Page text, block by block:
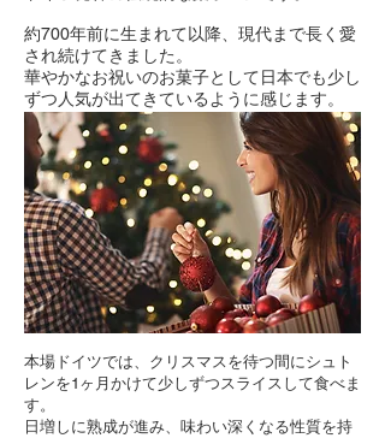
約700年前に生まれて以降、現代まで長く愛
され続けてきました。
華やかなお祝いのお菓子として日本でも少し
ずつ人気が出てきているように感じます。
本場ドイツでは、クリスマスを待つ間にシュト
レンを1ヶ月かけて少しずつスライスして食べま
す。
日増しに熟成が進み、味わい深くなる性質を持